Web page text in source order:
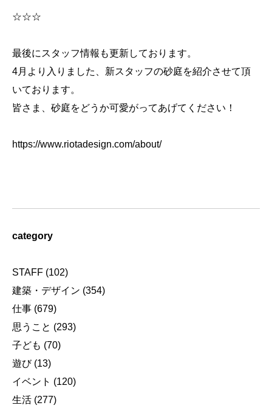
☆☆☆
最後にスタッフ情報も更新しております。
4月より入りました、新スタッフの砂庭を紹介させて頂
いております。
皆さま、砂庭をどうか可愛がってあげてください！
https://www.riotadesign.com/about/
category
STAFF (102)
建築・デザイン (354)
仕事 (679)
思うこと (293)
子ども (70)
遊び(13)
イベント (120)
生活 (277)